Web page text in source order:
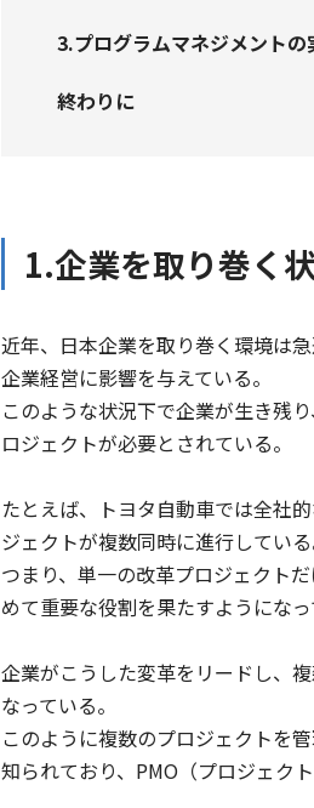
3.プログラムマネジメントの
終わりに
1.企業を取り巻く
近年、日本企業を取り巻く環境は
企業経営に影響を与えている。
このような状況下で企業が生き残
ロジェクトが必要とされている。
たとえば、トヨタ自動車では全社
ジェクトが複数同時に進行している
つまり、単一の改革プロジェクト
めて重要な役割を果たすようになっ
企業がこうした変革をリードし、
なっている。
このように複数のプロジェクトを
知られており、PMO（プロジェク